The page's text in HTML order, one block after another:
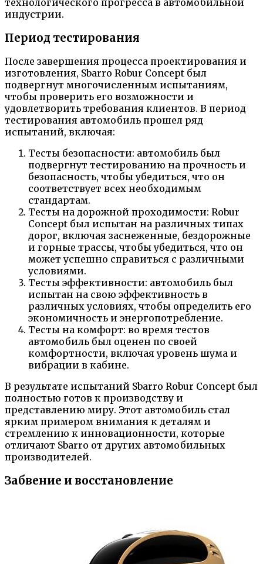
индустрии.
Период тестирования
После завершения процесса проектирования и
изготовления, Sbarro Robur Concept был
подвергнут многочисленным испытаниям,
чтобы проверить его возможности и
удовлетворить требования клиентов. В период
тестирования автомобиль прошел ряд
испытаний, включая:
Тесты безопасности: автомобиль был
подвергнут тестированию на прочность и
безопасность, чтобы убедиться, что он
соответствует всех необходимым
стандартам.
Тесты на дорожной проходимости: Robur
Concept был испытан на различных типах
дорог, включая заснеженные, бездорожные
и горные трассы, чтобы убедиться, что он
может успешно справиться с различными
условиями.
Тесты эффективности: автомобиль был
испытан на свою эффективность в
различных условиях, чтобы определить его
экономичность и энергопотребление.
Тесты на комфорт: во время тестов
автомобиль был оценен по своей
комфортности, включая уровень шума и
вибрации в кабине.
В результате испытаний Sbarro Robur Concept был
полностью готов к производству и
представлению миру. Этот автомобиль стал
ярким примером внимания к деталям и
стремлению к инновационности, которые
отличают Sbarro от других автомобильных
производителей.
Забвение и восстановление